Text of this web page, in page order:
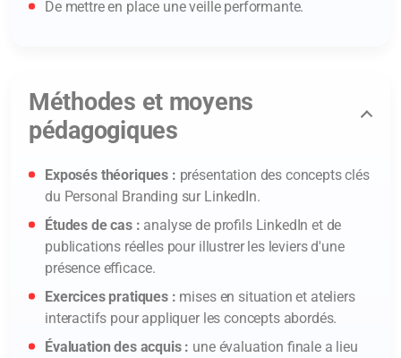
De mettre en place une veille performante.
Méthodes et moyens
pédagogiques
Exposés théoriques : présentation des concepts clés
du Personal Branding sur LinkedIn.
Études de cas : analyse de profils LinkedIn et de
publications réelles pour illustrer les leviers d'une
présence efficace.
Exercices pratiques : mises en situation et ateliers
interactifs pour appliquer les concepts abordés.
Évaluation des acquis : une évaluation finale a lieu